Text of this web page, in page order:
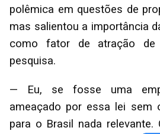
polêmica em questões de
mas salientou a importância
como fator de atração de
pesquisa.
— Eu, se fosse uma
ameaçado por essa lei sem
para o Brasil nada